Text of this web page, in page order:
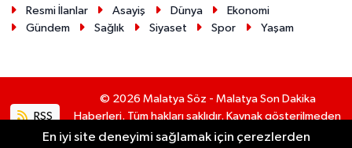
Resmi İlanlar
Asayiş Dünya
Ekonomi
Gündem
Sağlık Siyaset Spor Yaşam
RSS
© 2026 Malatya Söz - Malatya Son Dakika
Haberleri. Tüm hakları saklıdır. Kaynak gösterilmeden
alıntı yapılamaz.
En iyi site deneyimi sağlamak için çerezlerden